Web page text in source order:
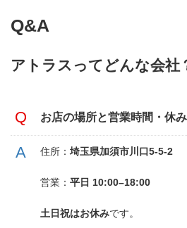
Q&A
アトラスってどんな会社
お店の場所と営業時間・休
住所： 埼玉県加須市川口5-5-2
営業： 平日 10:00–18:00
土日祝はお休みです。